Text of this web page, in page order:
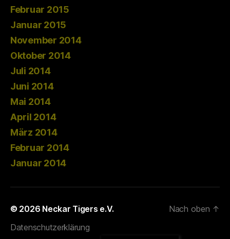
Februar 2015
Januar 2015
November 2014
Oktober 2014
Juli 2014
Juni 2014
Mai 2014
April 2014
März 2014
Februar 2014
Januar 2014
© 2026 Neckar Tigers e.V.
Datenschutzerklärung
Nach oben ↑